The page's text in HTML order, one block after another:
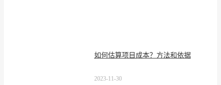
如何估算项目成本？方法和依据
2023-11-30